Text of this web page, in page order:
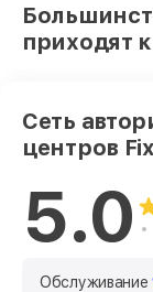
приходят
Сеть
центров
5.0
Обслуживание